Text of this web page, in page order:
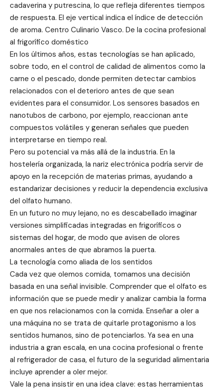
cadaverina y putrescina, lo que refleja diferentes tiempos
de respuesta. El eje vertical indica el índice de detección
de aroma. Centro Culinario Vasco. De la cocina profesional
al frigorífico doméstico
En los últimos años, estas tecnologías se han aplicado,
sobre todo, en el control de calidad de alimentos como la
carne o el pescado, donde permiten detectar cambios
relacionados con el deterioro antes de que sean
evidentes para el consumidor. Los sensores basados ​​en
nanotubos de carbono, por ejemplo, reaccionan ante
compuestos volátiles y generan señales que pueden
interpretarse en tiempo real.
Pero su potencial va más allá de la industria. En la
hostelería organizada, la nariz electrónica podría servir de
apoyo en la recepción de materias primas, ayudando a
estandarizar decisiones y reducir la dependencia exclusiva
del olfato humano.
En un futuro no muy lejano, no es descabellado imaginar
versiones simplificadas integradas en frigoríficos o
sistemas del hogar, de modo que avisen de olores
anormales antes de que abramos la puerta.
La tecnología como aliada de los sentidos
Cada vez que olemos comida, tomamos una decisión
basada en una señal invisible. Comprender que el olfato es
información que se puede medir y analizar cambia la forma
en que nos relacionamos con la comida. Enseñar a oler a
una máquina no se trata de quitarle protagonismo a los
sentidos humanos, sino de potenciarlos. Ya sea en una
industria a gran escala, en una cocina profesional o frente
al refrigerador de casa, el futuro de la seguridad alimentaria
incluye aprender a oler mejor.
Vale la pena insistir en una idea clave: estas herramientas